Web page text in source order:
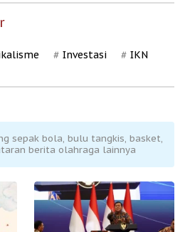
Investasi IKN
sepak bola, bulu tangkis, basket,
berita olahraga lainnya